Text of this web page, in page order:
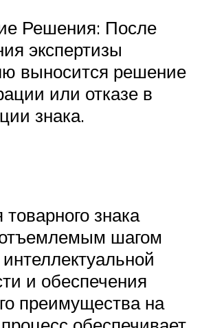
Решения: После
экспертизы
выносится решение
или отказе в
знака.
товарного знака
шагом
и обеспечения
преимущества на